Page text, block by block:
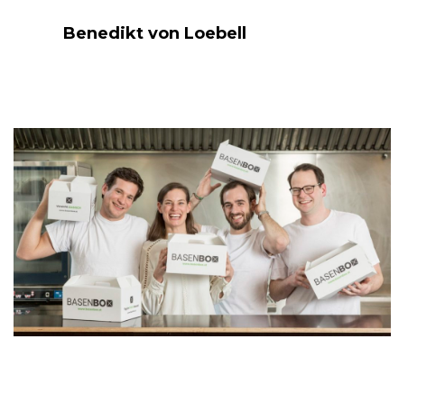
Benedikt von Loebell